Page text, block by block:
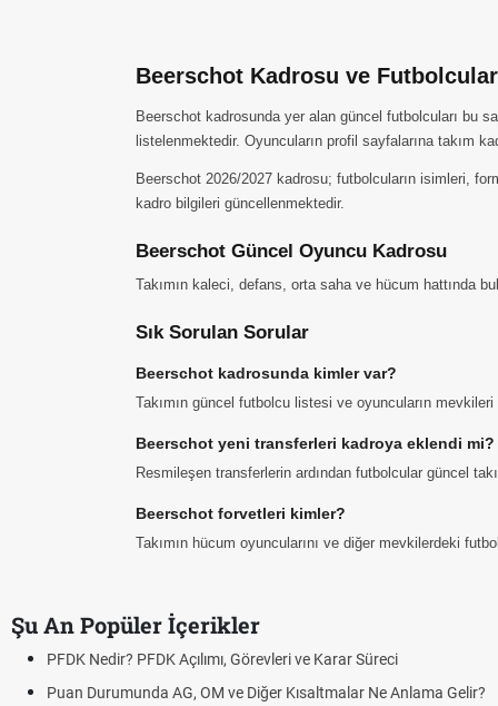
Beerschot Kadrosu ve
Beerschot kadrosunda yer alan güncel futbolcuları bu
listelenmektedir. Oyuncuların profil sayfalarına takım
Beerschot 2026/2027 kadrosu; futbolcuların isimleri,
kadro bilgileri güncellenmektedir.
Beerschot Güncel Oyuncu Kadrosu
Takımın kaleci, defans, orta saha ve hücum hattında
Sık Sorulan Sorular
Beerschot kadrosunda kimler var?
Takımın güncel futbolcu listesi ve oyuncuların
Beerschot yeni transferleri kadroya eklendi mi?
Resmileşen transferlerin ardından futbolcular güncel
Beerschot forvetleri kimler?
Takımın hücum oyuncularını ve diğer mevkilerdeki
Şu An Popüler İçerikler
Görevleri ve Karar Süreci
OM ve Diğer Kısaltmalar Ne Anlama Gelir?